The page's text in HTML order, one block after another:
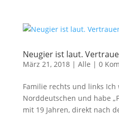
Neugier ist laut.
März 21, 2018| Alle | 0
Familie rechts und links
Norddeutschen und habe
mit 19 Jahren, direkt nach